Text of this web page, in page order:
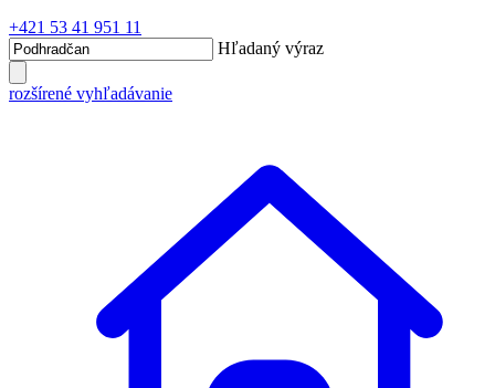
+421 53 41 951 11
Hľadaný výraz
rozšírené vyhľadávanie